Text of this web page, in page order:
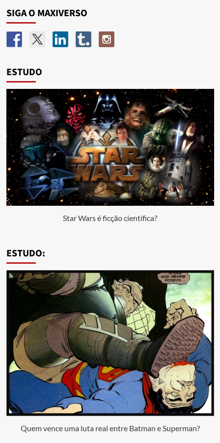
SIGA O MAXIVERSO
ESTUDO
Star Wars é ficção científica?
ESTUDO:
Quem vence uma luta real entre Batman e Superman?